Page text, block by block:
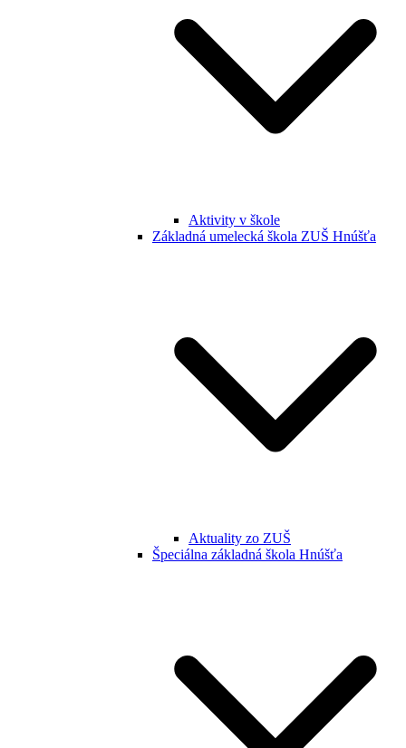
Aktivity v škole
Základná umelecká škola ZUŠ Hnúšťa
Aktuality zo ZUŠ
Špeciálna základná škola Hnúšťa